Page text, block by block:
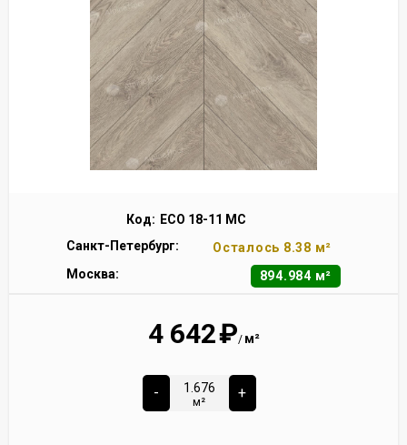
Код: ECO 18-11 MC
Санкт-Петербург:
Осталось 8.38 м²
Москва:
894.984 м²
4 642₽/ м²
-
м²
+